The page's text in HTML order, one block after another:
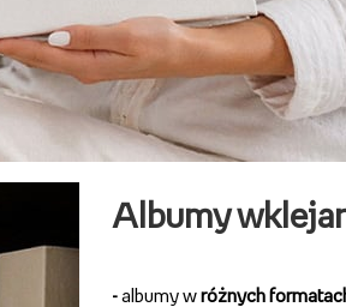
Albumy
-albumy wróżnych